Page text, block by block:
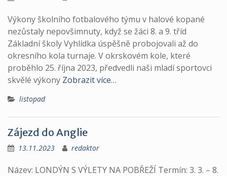
Výkony školního fotbalového týmu v halové kopané
nezůstaly nepovšimnuty, když se žáci 8. a 9. tříd
Základní školy Vyhlídka úspěšně probojovali až do
okresního kola turnaje. V okrskovém kole, které
proběhlo 25. října 2023, předvedli naši mladí sportovci
skvělé výkony Zobrazit více…
listopad
Zájezd do Anglie
13.11.2023 redaktor
Název: LONDÝN S VÝLETY NA POBŘEŽÍ Termín: 3. 3. – 8.